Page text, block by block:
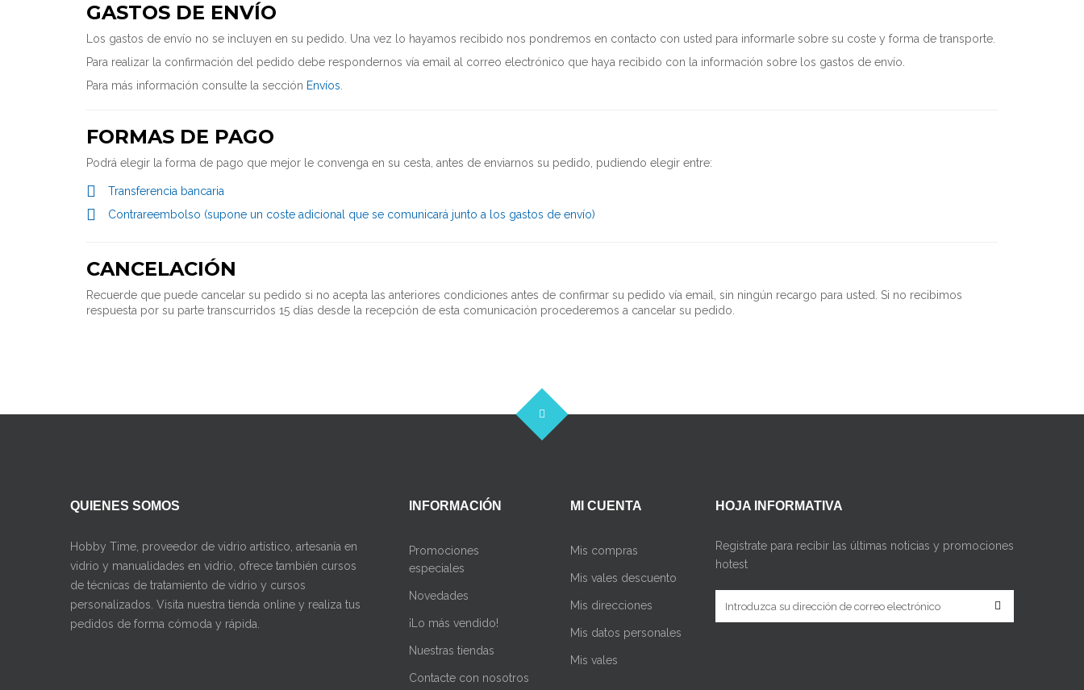
GASTOS DE ENVÍO
Los gastos de envío no se incluyen en su pedido. Una vez lo hayamos recibido nos pondremos en contacto con usted para informarle sobre su coste y forma de transporte.
Para realizar la confirmación del pedido debe respondernos vía email al correo electrónico que haya recibido con la información sobre los gastos de envío.
Para más información consulte la sección Envíos
FORMAS DE PAGO
Podrá elegir la forma de pago que mejor le convenga en su cesta, antes de enviarnos su pedido, pudiendo elegir entre:
Transferencia bancaria
Contrareembolso (supone un coste adicional que se comunicará junto a los gastos de envío)
CANCELACIÓN
Recuerde que puede cancelar su pedido si no acepta las anteriores condiciones antes de confirmar su pedido vía email, sin ningún recargo para usted. Si no recibimos
respuesta por su parte transcurridos 15 días desde la recepción de esta comunicación procederemos a cancelar su pedido.
QUIENES SOMOS
Hobby Time, proveedor de vidrio artístico, artesanía en
vidrio y manualidades en vidrio, ofrece también cursos
de técnicas de tratamiento de vidrio y cursos
personalizados. Visita nuestra tienda online y realiza tus
pedidos de forma cómoda y rápida.
INFORMACIÓN
Promociones
especiales
Novedades
¡Lo más vendido!
Nuestras tiendas
Contacte con nosotros
MI CUENTA
Mis compras
Mis vales descuento
Mis direcciones
Mis datos personales
Mis vales
HOJA INFORMATIVA
Registrate para recibir las últimas noticias y promociones
hotest